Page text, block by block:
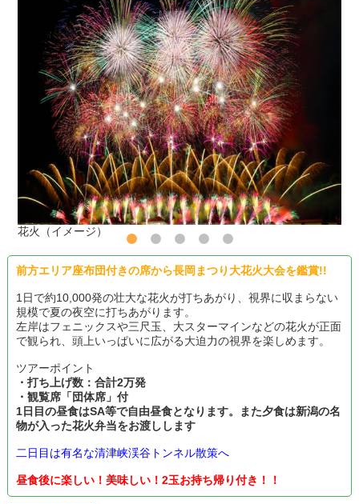
花火（イメージ）
前方エリア座布団付きの席から長岡まつり大花火大会を鑑賞!!
1日で約10,000発の壮大な花火が打ちあがり、視界に収まらない
規模で夏の夜空に打ちあがります。
左岸はフェニックスや三尺玉、大スターマインなどの花火が正面
で観られ、頭上いっぱいに広がる大迫力の視界を楽しめます。
ツアーポイント
・打ち上げ数：合計2万発
・観覧席「団体席」付
1日目の昼食はSA等で自由昼食となります。また夕食は新潟の名
物が入った花火弁当をお渡しします
二日目は有名な清津峡渓谷トンネル散策へ
昼食後に楽しい！美味しい！2玉お持ち帰り付き！！